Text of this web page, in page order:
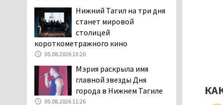
Директора уральского
предприятия по
производству дронов
«Упырь» подорвали в автомобиле
05.08.2026 17:05
Эксперты назвали
причины массового мора
Нижний Тагил на три дня
станет мировой
столицей
короткометражного кино
05.08.2026 13:20
Мэрия раскрыла имя
главной звезды Дня
города в Нижнем Тагиле
05.08.2026 11:26